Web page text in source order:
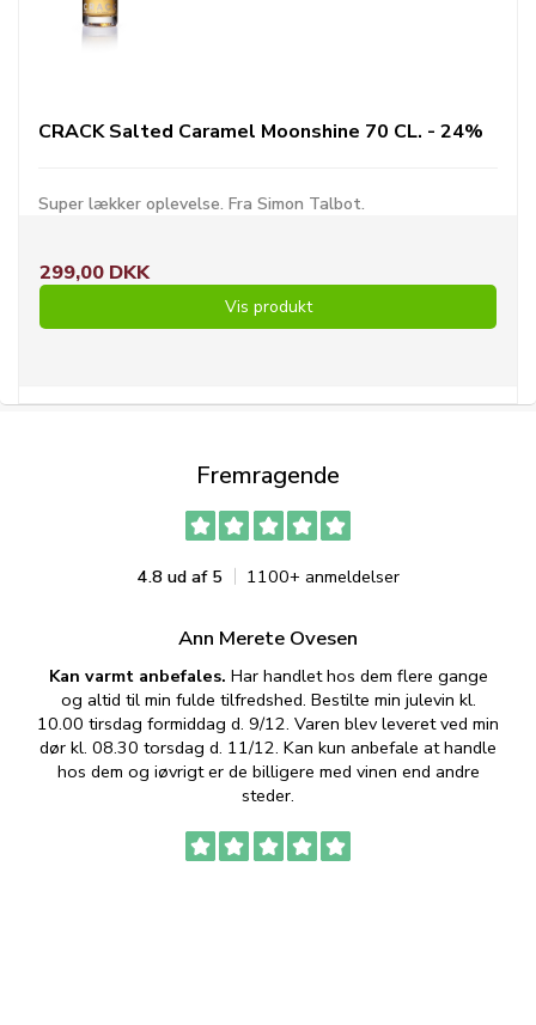
CRACK Salted Caramel Moonshine 70 CL. - 24%
Super lækker oplevelse. Fra Simon Talbot.
299,00 DKK
Vis produkt
Fremragende
4.8 ud af 5 1100+ anmeldelser
Ann Merete Ovesen
Kan varmt anbefales. Har handlet hos dem flere gange
og altid til min fulde tilfredshed. Bestilte min julevin kl.
10.00 tirsdag formiddag d. 9/12. Varen blev leveret ved min
dør kl. 08.30 torsdag d. 11/12. Kan kun anbefale at handle
hos dem og iøvrigt er de billigere med vinen end andre
steder.